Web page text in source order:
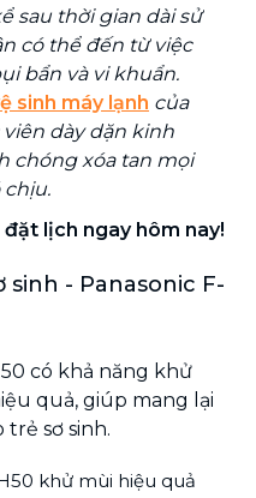
sau thời gian dài sử
có thể đến từ việc
bẩn và vi khuẩn.
sinh máy lạnh của
dày dặn kinh
chóng xóa tan mọi
đặt lịch ngay hôm nay!
- Panasonic F-
có khả năng khử
quả, giúp mang lại
sơ sinh.